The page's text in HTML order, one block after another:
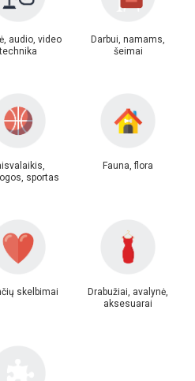
audio, video
Darbui, namams,
šeimai
sportas
Fauna, flora
skelbimai
Drabužiai, avalynė,
aksesuarai